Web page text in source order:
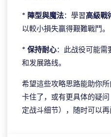
* 陣型與魔法：學習高級戰
以較小損失贏得艱難戰鬥。
*保持耐心：此战役可能需
和发展路线。
希望這些攻略思路能助你
卡住了，或有更具体的疑
定战斗细节），随时可以再